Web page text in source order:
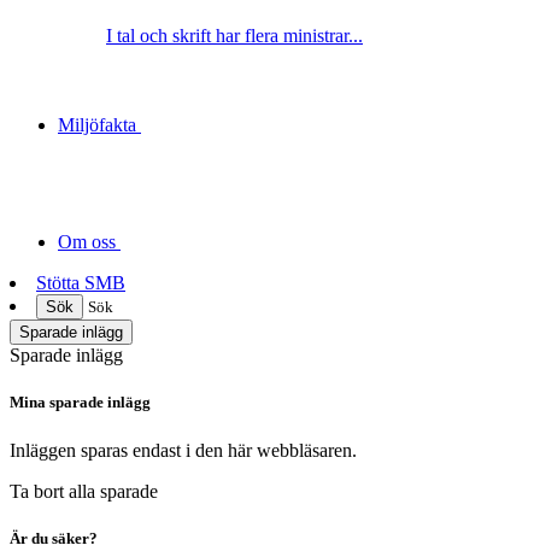
I tal och skrift har flera ministrar...
Miljöfakta
Om oss
Stötta SMB
Sök
Sök
Sparade inlägg
Sparade inlägg
Mina sparade inlägg
Inläggen sparas endast i den här webbläsaren.
Ta bort alla sparade
Är du säker?